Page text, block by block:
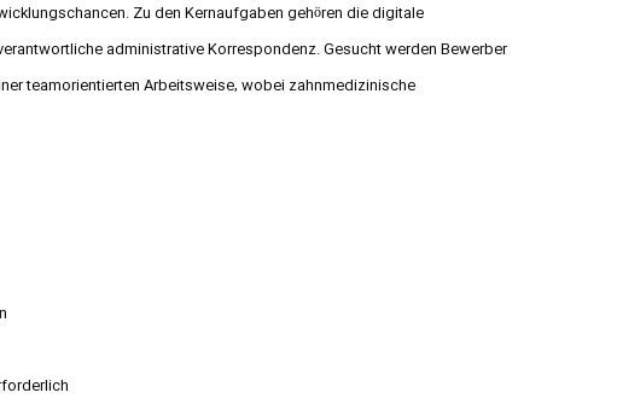
Zu den Kernaufgaben gehören die digitale
administrative Korrespondenz. Gesucht werden Bewerber
teamorientierten Arbeitsweise, wobei zahnmedizinische